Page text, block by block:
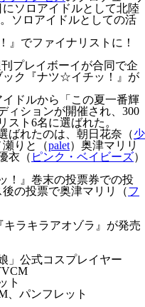
にソロアイドルとして北陸
ソロアイドルとしての活
でファイナリストに！
プレイボーイが合同で企
ック『ナツ☆イチッ！』が
ドルから「この夏一番輝
ィションが開催され、300
ト6名に選ばれた。
ばれたのは、朝日花奈（少
瀬りと（palet）奥津マリリ
衣（ ピンク・ベイビーズ）
！』巻末の投票券での投
の投票で奥津マリリ（フ
キラキラアオゾラ 』が発売
」公式コスプレイヤー
ト
、パンフレット